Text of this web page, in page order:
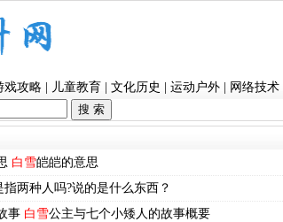
戏攻略| 儿童教育 文化历史 运动户外| 网络技术|
白雪皑皑的意思
指两种人吗?说的是什么东西？
事 白雪公主与七个小矮人的故事概要